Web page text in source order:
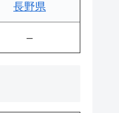
長野県
–